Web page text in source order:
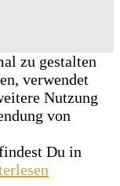
zu gestalten
verwendet
Nutzung
von
Du in